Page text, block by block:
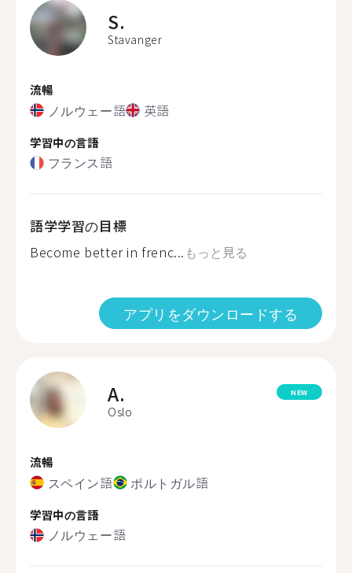
S.
Stavanger
流暢
ノルウェー語 英語
学習中の言語
フランス語
語学学習の目標
Become better in frenc... もっと見る
アプリをダウンロードする
A.
Oslo
NEW
流暢
スペイン語 ポルトガル語
学習中の言語
ノルウェー語